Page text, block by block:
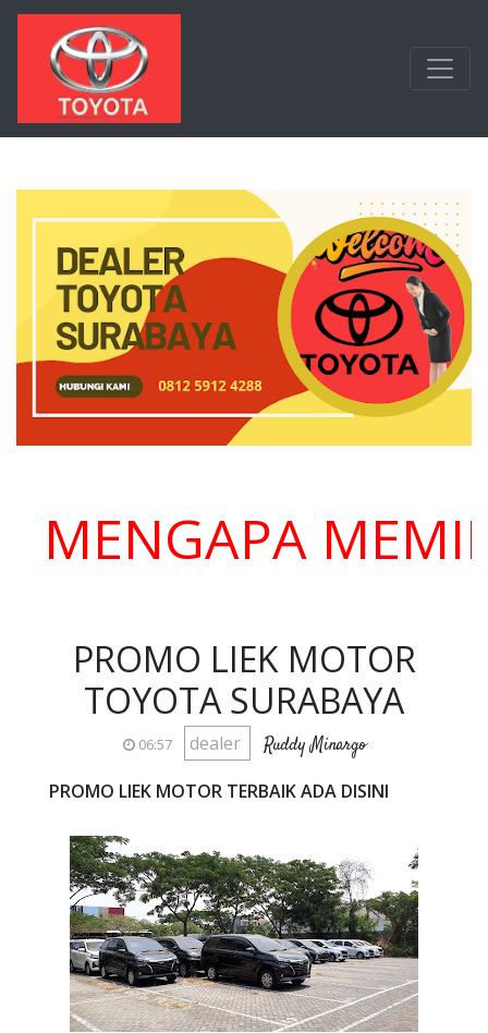
Langsung ke konten utama
MEMILIH
PROMO LIEK MOTOR
TOYOTA SURABAYA
06:57 dealer Ruddy Minargo
PROMO LIEK MOTOR TERBAIK ADA DISINI